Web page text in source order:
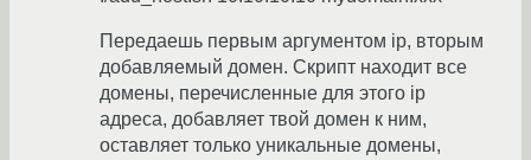
Передаешь первым аргументом ip, вторым
добавляемый домен. Скрипт находит все
домены, перечисленные для этого ip
адреса, добавляет твой домен к ним,
оставляет только уникальные домены,